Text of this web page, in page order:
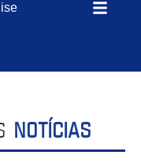
NOTÍCIAS